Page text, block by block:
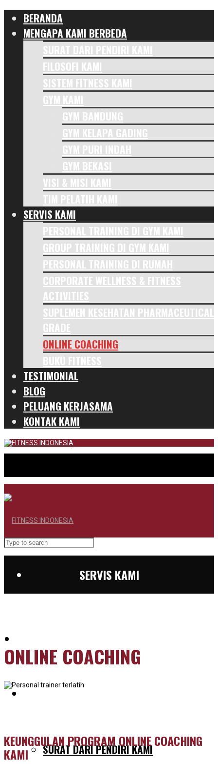
BERANDA
MENGAPA KAMI BERBEDA
SURAT DARI PENDIRI KAMI
FILOSOFI KAMI
SISTEM FITNESS KAMI
GYM KAMI
GYM BANDUNG
GYM KELAPA GADING
GYM PURI INDAH
GYM BEKASI
VISI & MISI KAMI
TIM PELATIH KAMI
SERVIS KAMI
PERSONAL TRAINING DI GYM KAMI
GROUP TRAINING DI GYM KAMI
PERSONAL TRAINING DI RUMAH
CORPORATE WELLNESS & FITNESS
ACTIVITIES
SUPLEMEN KESEHATAN PHARMACEUTICAL
GRADE
ONLINE COACHING
BUKU FITNESS
TESTIMONIAL
BLOG
PELUANG KERJASAMA
KONTAK KAMI
SURAT DARI PENDIRI KAMI
SERVIS KAMI
ONLINE COACHING
KEUNGGULAN PROGRAM ONLINE COACHING
KAMI